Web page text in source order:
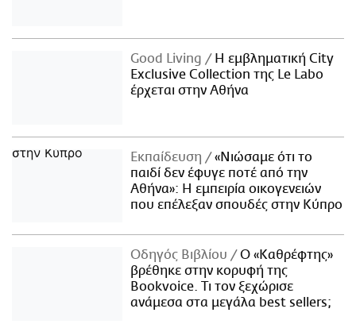
Good Living
Η εμβληματική City
Exclusive Collection της Le Labo
έρχεται στην Αθήνα
Εκπαίδευση
«Νιώσαμε ότι το
παιδί δεν έφυγε ποτέ από την
Αθήνα»: Η εμπειρία οικογενειών
που επέλεξαν σπουδές στην Κύπρο
Οδηγός Βιβλίου
Ο «Καθρέφτης»
βρέθηκε στην κορυφή της
Bookvoice. Τι τον ξεχώρισε
ανάμεσα στα μεγάλα best sellers;